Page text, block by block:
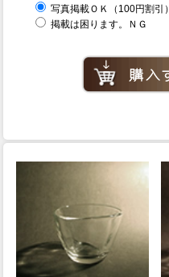
写真掲載ＯＫ（100円割引）
掲載は困ります。ＮＧ